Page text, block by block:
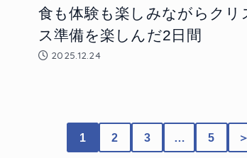
食も体験も楽しみながらクリ
ス準備を楽しんだ2日間
2025.12.24
1 2 3 … 5 ＞